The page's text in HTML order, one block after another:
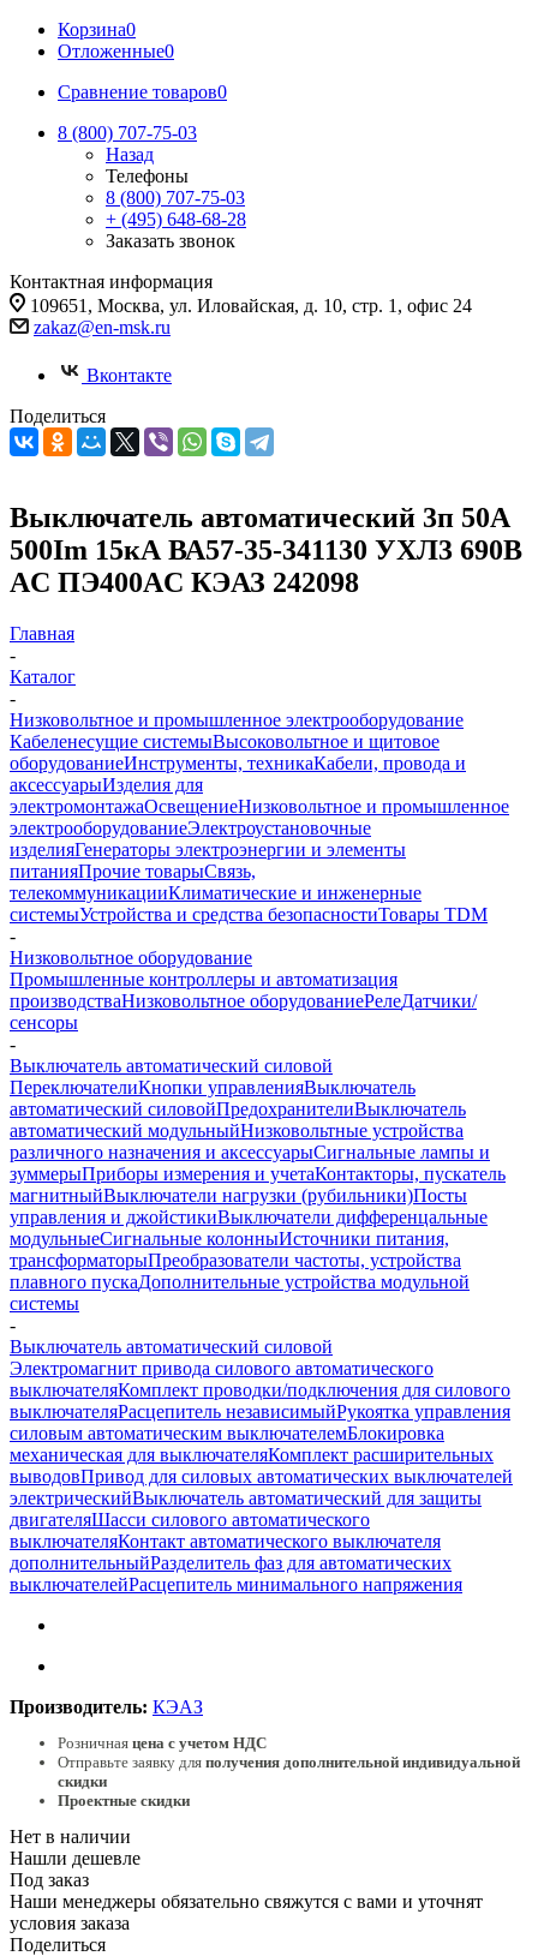
Корзина0
Отложенные0
Сравнение товаров0
8 (800) 707-75-03
Назад
Телефоны
8 (800) 707-75-03
+ (495) 648-68-28
Заказать звонок
Контактная информация
109651, Москва, ул. Иловайская, д. 10, стр. 1, офис 24
zakaz@en-msk.ru
Вконтакте
Поделиться
Выключатель автоматический 3п 50А
500Im 15кА ВА57-35-341130 УХЛ3 690В
AC ПЭ400AC КЭАЗ 242098
Главная
-
Каталог
-
Низковольтное и промышленное электрооборудование
Кабеленесущие системыВысоковольтное и щитовое
оборудованиеИнструменты, техникаКабели, провода и
аксессуарыИзделия для
электромонтажаОсвещениеНизковольтное и промышленное
электрооборудованиеЭлектроустановочные
изделияГенераторы электроэнергии и элементы
питанияПрочие товарыСвязь,
телекоммуникацииКлиматические и инженерные
системыУстройства и средства безопасностиТовары TDM
-
Низковольтное оборудование
Промышленные контроллеры и автоматизация
производстваНизковольтное оборудованиеРелеДатчики/
сенсоры
-
Выключатель автоматический силовой
ПереключателиКнопки управленияВыключатель
автоматический силовойПредохранителиВыключатель
автоматический модульныйНизковольтные устройства
различного назначения и аксессуарыСигнальные лампы и
зуммерыПриборы измерения и учетаКонтакторы, пускатель
магнитныйВыключатели нагрузки (рубильники)Посты
управления и джойстикиВыключатели дифференцальные
модульныеСигнальные колонныИсточники питания,
трансформаторыПреобразователи частоты, устройства
плавного пускаДополнительные устройства модульной
системы
-
Выключатель автоматический силовой
Электромагнит привода силового автоматического
выключателяКомплект проводки/подключения для силового
выключателяРасцепитель независимыйРукоятка управления
силовым автоматическим выключателемБлокировка
механическая для выключателяКомплект расширительных
выводовПривод для силовых автоматических выключателей
электрическийВыключатель автоматический для защиты
двигателяШасси силового автоматического
выключателяКонтакт автоматического выключателя
дополнительныйРазделитель фаз для автоматических
выключателейРасцепитель минимального напряжения
Производитель: КЭАЗ
Розничная цена с учетом НДС
Отправьте заявку для получения дополнительной индивидуальной
скидки
Проектные скидки
Нет в наличии
Нашли дешевле
Под заказ
Наши менеджеры обязательно свяжутся с вами и уточнят
условия заказа
Поделиться